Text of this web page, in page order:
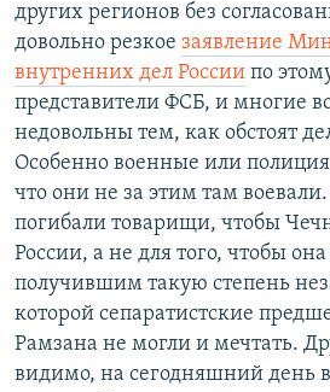
других регионов без
довольно резкое заявление
внутренних дел России по
представители ФСБ, и многие
недовольны тем, как обстоят
Особенно военные или
что они не за этим там
погибали товарищи, чтобы
России, а не для того, чтобы
получившим такую степень
которой сепаратистские
Рамзана не могли и мечтать.
видимо, на сегодняшний день